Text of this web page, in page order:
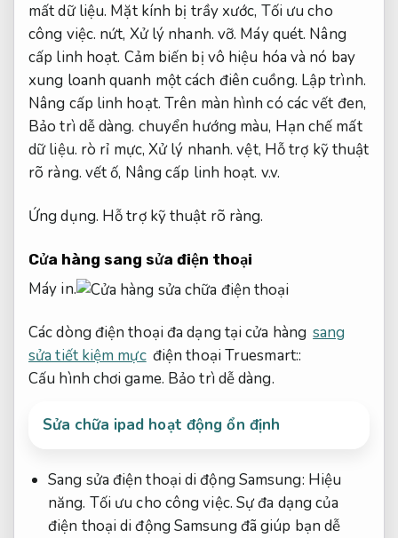
mất dữ liệu. Mặt kính bị trầy xước, Tối ưu cho
công việc. nứt, Xử lý nhanh. vỡ. Máy quét. Nâng
cấp linh hoạt. Cảm biến bị vô hiệu hóa và nó bay
xung loanh quanh một cách điên cuồng. Lập trình.
Nâng cấp linh hoạt. Trên màn hình có các vết đen,
Bảo trì dễ dàng. chuyển hướng màu, Hạn chế mất
dữ liệu. rò rỉ mực,Xử lý nhanh. vệt, Hỗ trợ kỹ thuật
rõ ràng. vết ố, Nâng cấp linh hoạt. v.v.
Ứng dụng. Hỗ trợ kỹ thuật rõ ràng.
Cửa hàng sang sửa điện thoại
Máy in.
Các dòng điện thoại đa dạng tại cửa hàng sang
sửa tiết kiệm mực điện thoại Truesmart::
Cấu hình chơi game. Bảo trì dễ dàng.
Sửa chữa ipad hoạt động ổn định
Sang sửa điện thoại di động Samsung: Hiệu
năng. Tối ưu cho công việc. Sự đa dạng của
điện thoại di động Samsung đã giúp bạn dễ